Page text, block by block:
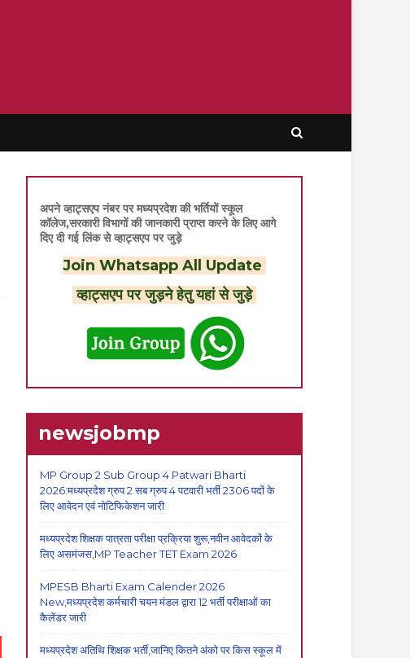
अपने व्हाट्सएप नंबर पर मध्यप्रदेश की भर्तियों स्कूल
कॉलेज,सरकारी विभागों की जानकारी प्राप्त करने के लिए आगे
दिए दी गई लिंक से व्हाट्सएप पर जुड़े
Join Whatsapp All Update
व्हाट्सएप पर जुड़ने हेतु यहां से जुड़े
newsjobmp
MP Group 2 Sub Group 4 Patwari Bharti
2026:मध्यप्रदेश ग्रुप 2 सब ग्रुप 4 पटवारी भर्ती 2306 पदों के
लिए आवेदन एवं नोटिफिकेशन जारी
मध्यप्रदेश शिक्षक पात्रता परीक्षा प्रक्रिया शुरू,नवीन आवेदकों के
लिए असमंजस,MP Teacher TET Exam 2026
MPESB Bharti Exam Calender 2026
New,मध्यप्रदेश कर्मचारी चयन मंडल द्वारा 12 भर्ती परीक्षाओं का
कैलेंडर जारी
मध्यप्रदेश अतिथि शिक्षक भर्ती,जानिए कितने अंको पर किस स्कूल में